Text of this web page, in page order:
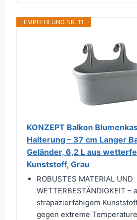
EMPFEHLUNG NR. 11
KONZEPT Balkon
Halterung – 37 cm Langer
Geländer, 6,2 L aus
Kunststoff, Grau
ROBUSTES MATERIAL UND
WETTERBESTÄNDIGKEIT –
strapazierfähigem
gegen extreme